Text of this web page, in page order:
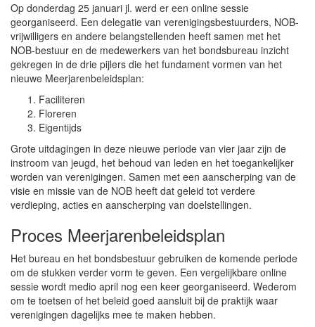
Op donderdag 25 januari jl. werd er een online sessie
georganiseerd. Een delegatie van verenigingsbestuurders, NOB-
vrijwilligers en andere belangstellenden heeft samen met het
NOB-bestuur en de medewerkers van het bondsbureau inzicht
gekregen in de drie pijlers die het fundament vormen van het
nieuwe Meerjarenbeleidsplan:
Faciliteren
Floreren
Eigentijds
Grote uitdagingen in deze nieuwe periode van vier jaar zijn de
instroom van jeugd, het behoud van leden en het toegankelijker
worden van verenigingen. Samen met een aanscherping van de
visie en missie van de NOB heeft dat geleid tot verdere
verdieping, acties en aanscherping van doelstellingen.
Proces Meerjarenbeleidsplan
Het bureau en het bondsbestuur gebruiken de komende periode
om de stukken verder vorm te geven. Een vergelijkbare online
sessie wordt medio april nog een keer georganiseerd. Wederom
om te toetsen of het beleid goed aansluit bij de praktijk waar
verenigingen dagelijks mee te maken hebben.